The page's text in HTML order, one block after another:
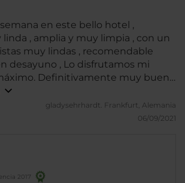
en este bello hotel ,
, amplia y muy limpia , con un
muy lindas , recomendable
desayuno , Lo disfrutamos mi
Definitivamente muy buena
siempre NH hoteles
gladysehrhardt.
Frankfurt, Alemania
06/09/2021
2017